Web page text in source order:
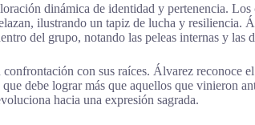
dinámica de identidad y pertenencia.
ilustrando un tapiz de lucha y resiliencia.
del grupo, notando las peleas internas y las
con sus raíces. Álvarez reconoce
debe lograr más que aquellos que vinieron
hacia una expresión sagrada.